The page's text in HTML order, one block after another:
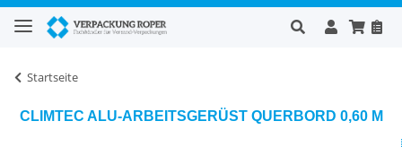
Startseite
CLIMTEC ALU-ARBEITSGERÜST QUERBORD 0,60 M